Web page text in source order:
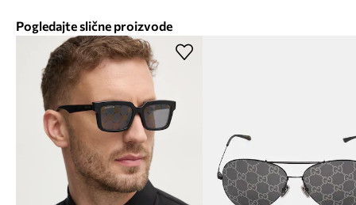
Pogledajte slične proizvode